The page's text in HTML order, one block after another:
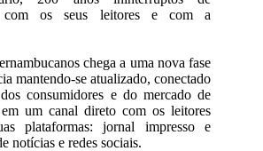
com os seus leitores e com a
chega a uma nova fase
mantendo-se atualizado, conectado
consumidores e do mercado de
em um canal direto com os leitores
plataformas: jornal impresso e
notícias e redes sociais.